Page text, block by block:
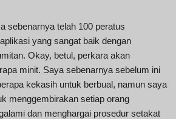
sebenarnya telah 100 peratus
yang sangat baik dengan
Okay, betul, perkara akan
minit. Saya sebenarnya sebelum ini
kekasih untuk berbual, namun saya
menggembirakan setiap orang
dan menghargai prosedur setakat